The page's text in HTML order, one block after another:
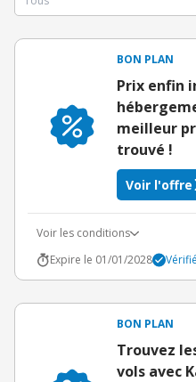
BON PLAN
Prix enfin
meilleur
trouvé !
Voir l'offre
Voir les conditions
Expire le 01/01/2028
Vérifié
BON PLAN
Trouvez
vols avec